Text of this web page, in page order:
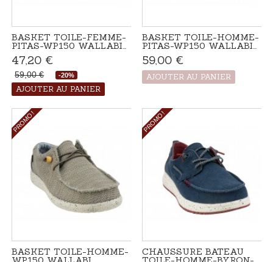
BASKET TOILE-FEMME-
PITAS-WP150 WALLABI...
47,20 €
59,00 € -20%
Disponible
AJOUTER AU PANIER
BASKET TOILE-HOMME-
PITAS-WP150 WALLABI...
59,00 €
options
AJOUTER AU PANIER
PROMO !
BASKET TOILE-HOMME-
PROMO !
CHAUSSURE BATEAU